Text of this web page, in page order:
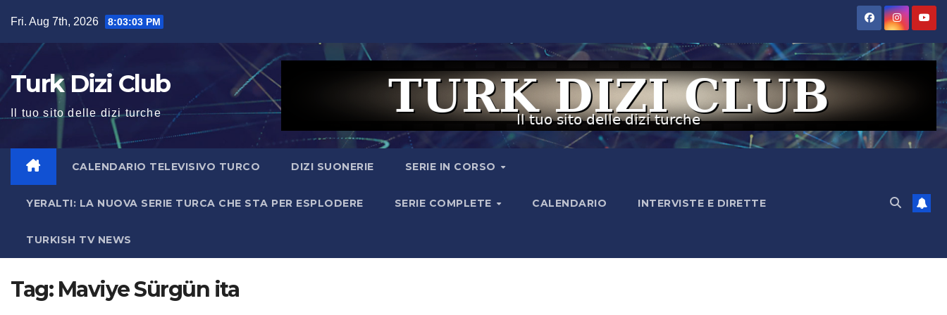
content
Fri. Aug 7th, 2026 8:03:04 PM
Turk Dizi Club
Il tuo sito delle dizi turche
CALENDARIO TELEVISIVO TURCO DIZI SUONERIE SERIE IN CORSO
YERALTI: LA NUOVA SERIE TURCA CHE STA PER ESPLODERE SERIE COMPLETE CALENDARIO INTERVISTE E DIRETTE
TURKISH TV NEWS
Tag: Maviye Sürgün ita